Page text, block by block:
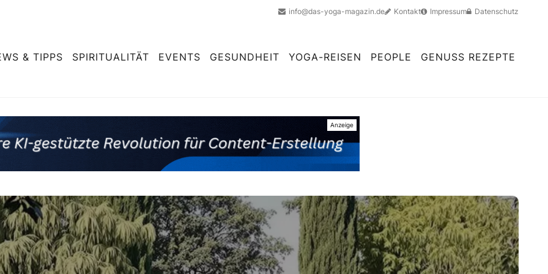
info@das-yoga-magazin.de Kontakt Impressum Datenschutz
& TIPPS SPIRITUALITÄT EVENTS GESUNDHEIT YOGA-REISEN PEOPLE GENUSS REZEPTE